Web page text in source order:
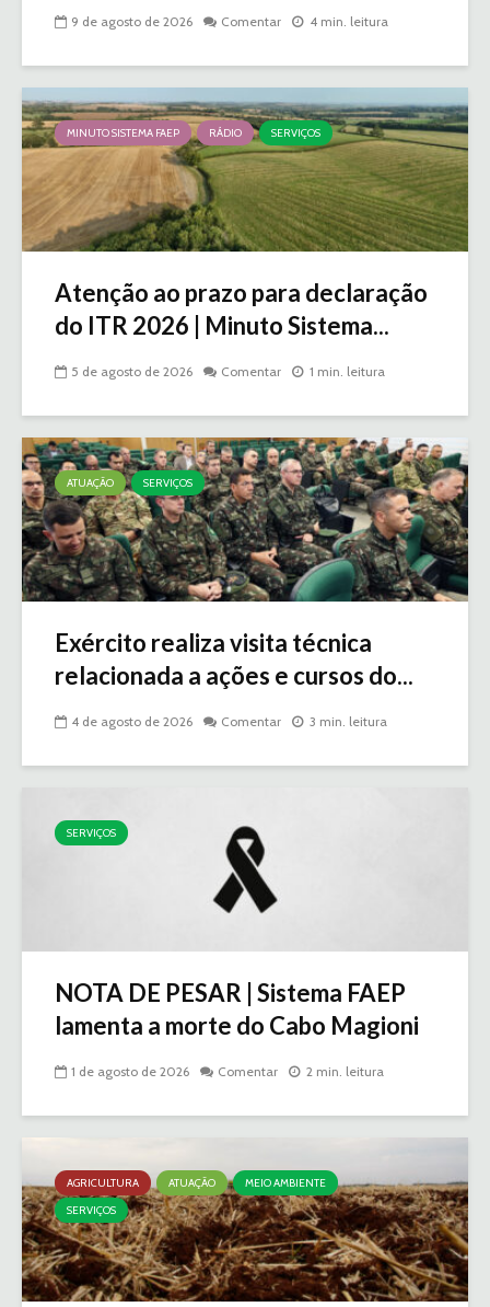
9 de agosto de 2026 Comentar 4 min. leitura
MINUTO SISTEMA FAEP RÁDIO SERVIÇOS
Atenção ao prazo para declaração
do ITR 2026 | Minuto Sistema...
5 de agosto de 2026 Comentar 1 min. leitura
ATUAÇÃO SERVIÇOS
Exército realiza visita técnica
relacionada a ações e cursos do...
4 de agosto de 2026 Comentar 3 min. leitura
SERVIÇOS
NOTA DE PESAR | Sistema FAEP
lamenta a morte do Cabo Magioni
1 de agosto de 2026 Comentar 2 min. leitura
AGRICULTURA ATUAÇÃO
MEIO AMBIENTE
SERVIÇOS